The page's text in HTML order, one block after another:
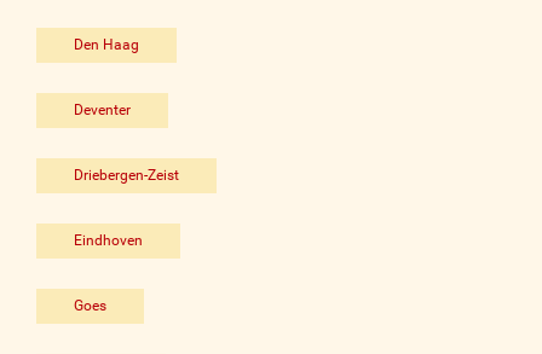
Den Haag
Deventer
Driebergen-Zeist
Eindhoven
Goes